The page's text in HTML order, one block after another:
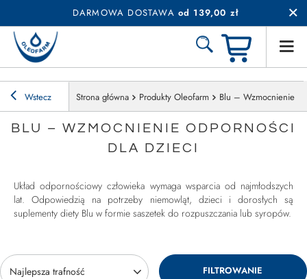
DARMOWA DOSTAWA od 139,00 zł
Wstecz Strona główna Produkty Oleofarm Blu – Wzmocnienie
BLU – WZMOCNIENIE ODPORNOŚCI
DLA DZIECI
Układ odpornościowy człowieka wymaga wsparcia od najmłodszych
lat. Odpowiedzią na potrzeby niemowląt, dzieci i dorosłych są
suplementy diety Blu w formie saszetek do rozpuszczania lub syropów.
Zmień sortowanie
Najlepsza trafność FILTROWANIE